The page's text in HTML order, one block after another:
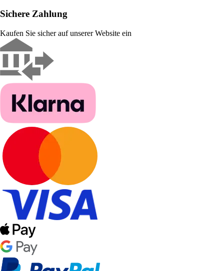
Sichere Zahlung
Kaufen Sie sicher auf unserer Website ein